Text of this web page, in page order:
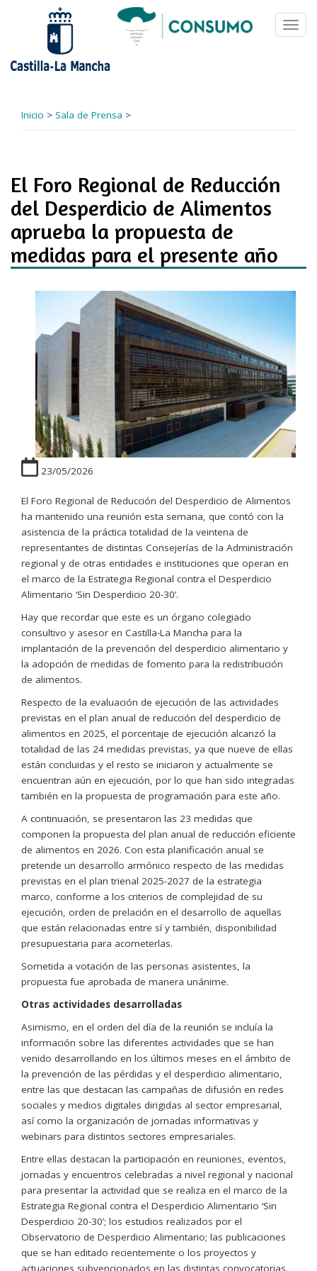
Inicio > Sala de Prensa >
El Foro Regional de Reducción
del Desperdicio de Alimentos
aprueba la propuesta de
medidas para el presente año
23/05/2026
El Foro Regional de Reducción del Desperdicio de Alimentos
ha mantenido una reunión esta semana, que contó con la
asistencia de la práctica totalidad de la veintena de
representantes de distintas Consejerías de la Administración
regional y de otras entidades e instituciones que operan en
el marco de la Estrategia Regional contra el Desperdicio
Alimentario ‘Sin Desperdicio 20-30’.
Hay que recordar que este es un órgano colegiado
consultivo y asesor en Castilla-La Mancha para la
implantación de la prevención del desperdicio alimentario y
la adopción de medidas de fomento para la redistribución
de alimentos.
Respecto de la evaluación de ejecución de las actividades
previstas en el plan anual de reducción del desperdicio de
alimentos en 2025, el porcentaje de ejecución alcanzó la
totalidad de las 24 medidas previstas, ya que nueve de ellas
están concluidas y el resto se iniciaron y actualmente se
encuentran aún en ejecución, por lo que han sido integradas
también en la propuesta de programación para este año.
A continuación, se presentaron las 23 medidas que
componen la propuesta del plan anual de reducción eficiente
de alimentos en 2026. Con esta planificación anual se
pretende un desarrollo armónico respecto de las medidas
previstas en el plan trienal 2025-2027 de la estrategia
marco, conforme a los criterios de complejidad de su
ejecución, orden de prelación en el desarrollo de aquellas
que están relacionadas entre sí y también, disponibilidad
presupuestaria para acometerlas.
Sometida a votación de las personas asistentes, la
propuesta fue aprobada de manera unánime.
Otras actividades desarrolladas
Asimismo, en el orden del día de la reunión se incluía la
información sobre las diferentes actividades que se han
venido desarrollando en los últimos meses en el ámbito de
la prevención de las pérdidas y el desperdicio alimentario,
entre las que destacan las campañas de difusión en redes
sociales y medios digitales dirigidas al sector empresarial,
así como la organización de jornadas informativas y
webinars para distintos sectores empresariales.
Entre ellas destacan la participación en reuniones, eventos,
jornadas y encuentros celebradas a nivel regional y nacional
para presentar la actividad que se realiza en el marco de la
Estrategia Regional contra el Desperdicio Alimentario ‘Sin
Desperdicio 20-30’; los estudios realizados por el
Observatorio de Desperdicio Alimentario; las publicaciones
que se han editado recientemente o los proyectos y
actuaciones subvencionados en las distintas convocatorias.